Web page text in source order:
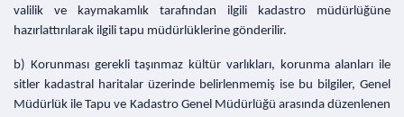
valilik ve kaymakamlık tarafından ilgili kadastro müdürlüğüne
hazırlattırılarak ilgili tapu müdürlüklerine gönderilir.
b) Korunması gerekli taşınmaz kültür varlıkları, korunma alanları ile
sitler kadastral haritalar üzerinde belirlenmemiş ise bu bilgiler, Genel
Müdürlük ile Tapu ve Kadastro Genel Müdürlüğü arasında düzenlenen